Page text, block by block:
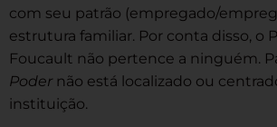
com seu patrão (empregado/
estrutura familiar. Por conta disso, o
Foucault não pertence a ninguém.
Poder não está localizado ou
instituição.